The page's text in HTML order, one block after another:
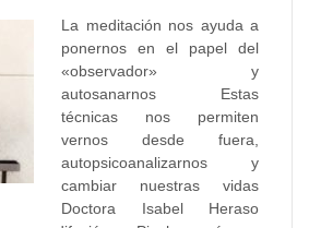
La meditación nos ayuda a
ponernos en el papel del
«observador» y
autosanarnos Estas
técnicas nos permiten
vernos desde fuera,
autopsicoanalizarnos y
cambiar nuestras vidas
Doctora Isabel Heraso